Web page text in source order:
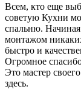
Всем, кто еще
советую Кухни
спальню. Начиная
монтажом
быстро и
Огромное
Это мастер
здесь.